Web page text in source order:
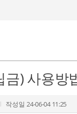
금) 사용방
작성일 24-06-04 11:25